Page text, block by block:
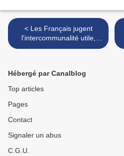
< Les Français jugent
l'intercommunalité utile,
mais ne la connaissent pas
Hébergé par Canalblog
Top articles
Pages
Contact
Signaler un abus
C.G.U.